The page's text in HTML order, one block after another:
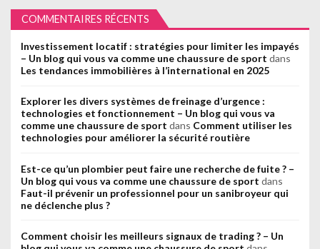
COMMENTAIRES RÉCENTS
Investissement locatif : stratégies pour limiter les impayés
– Un blog qui vous va comme une chaussure de sport dans
Les tendances immobilières à l’international en 2025
Explorer les divers systèmes de freinage d’urgence :
technologies et fonctionnement – Un blog qui vous va
comme une chaussure de sport dans Comment utiliser les
technologies pour améliorer la sécurité routière
Est-ce qu’un plombier peut faire une recherche de fuite ? –
Un blog qui vous va comme une chaussure de sport dans
Faut-il prévenir un professionnel pour un sanibroyeur qui
ne déclenche plus ?
Comment choisir les meilleurs signaux de trading ? – Un